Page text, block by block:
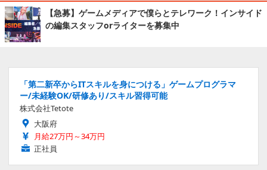
【急募】ゲームメディアで僕らとテレワーク！インサイド
の編集スタッフorライターを募集中
「第二新卒からITスキルを身につける」ゲームプログラマ
ー/未経験OK/研修あり/スキル習得可能
株式会社Tetote
大阪府
月給27万円～34万円
正社員